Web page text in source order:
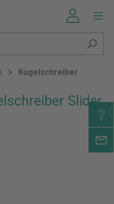
Kugelschreiber
Slider